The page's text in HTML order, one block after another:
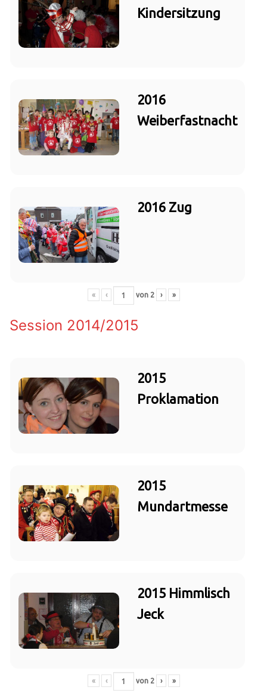
Kindersitzung
2016
Weiberfastnacht
2016 Zug
« ‹ von 2 › »
Session 2014/2015
2015
Proklamation
2015
Mundartmesse
2015 Himmlisch
Jeck
« ‹ von 2 › »